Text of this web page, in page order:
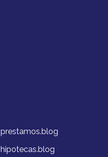
prestamos.blog
hipotecas.blog